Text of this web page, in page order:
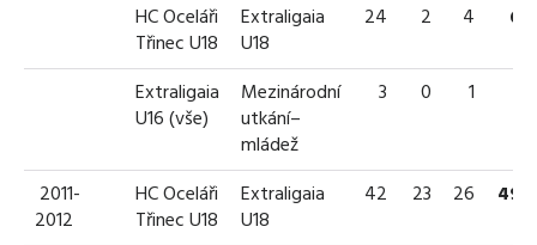
HC Oceláři
Třinec U18
Extraligaia
U18
24 2 4 6
Extraligaia
U16 (vše)
Mezinárodní
utkání–
mládež
3 0 1
2011-
2012
HC Oceláři
Třinec U18
Extraligaia
U18
42 23 26 49